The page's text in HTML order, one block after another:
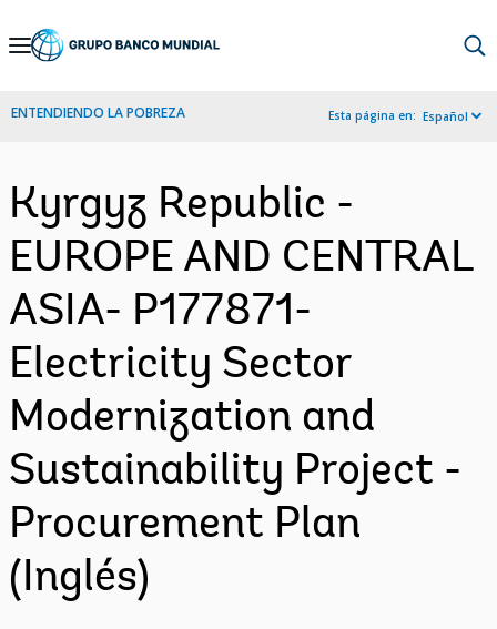
Skip
Navigation
ENTENDIENDO LA POBREZA Esta página en: Español
Kyrgyz Republic -
EUROPE AND CENTRAL
ASIA- P177871-
Electricity Sector
Modernization and
Sustainability Project -
Procurement Plan
(Inglés)